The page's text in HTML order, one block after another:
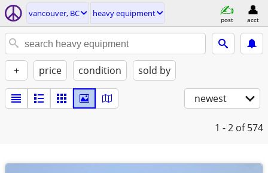
vancouver, BC heavy equipment
post acct
+ price condition sold by
newest
1 - 2 of 574